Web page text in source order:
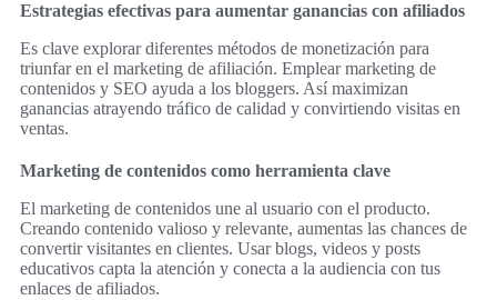
Estrategias efectivas para aumentar ganancias con afiliados
Es clave explorar diferentes métodos de monetización para
triunfar en el marketing de afiliación. Emplear marketing de
contenidos y SEO ayuda a los bloggers. Así maximizan
ganancias atrayendo tráfico de calidad y convirtiendo visitas en
ventas.
Marketing de contenidos como herramienta clave
El marketing de contenidos une al usuario con el producto.
Creando contenido valioso y relevante, aumentas las chances de
convertir visitantes en clientes. Usar blogs, videos y posts
educativos capta la atención y conecta a la audiencia con tus
enlaces de afiliados.